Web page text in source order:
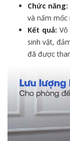
Chức năng:
và nấm mốc
Kết quả:
sinh vật,
đã được